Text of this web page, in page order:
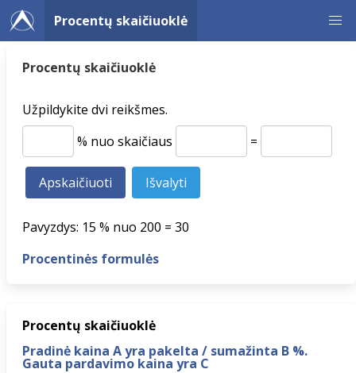
Procentų skaičiuoklė
Procentų skaičiuoklė
Užpildykite dvi reikšmes.
% nuo skaičiaus
=
Pavyzdys: 15 % nuo 200 = 30
Procentinės formulės
Procentų skaičiuoklė
Pradinė kaina A yra pakelta / sumažinta B %.
Gauta pardavimo kaina yra C